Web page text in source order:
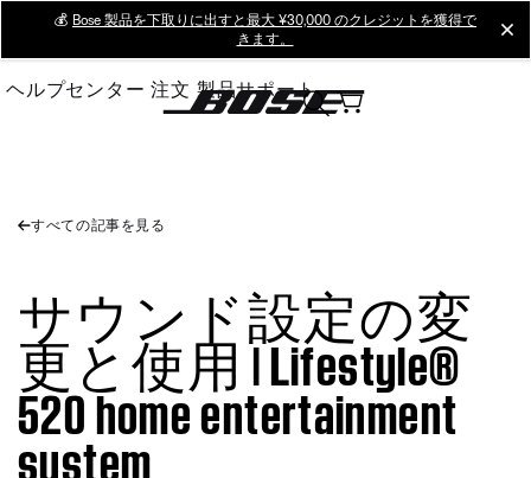
Main
💰 Bose 製品を下取りに出すと最大 ¥30,000 のクレジットを獲得で
きます。
ヘルプセンター 注文 製品サポート
すべての記事を見る
サウンド設定の変
更と使用 | Lifestyle®
520 home entertainment
system